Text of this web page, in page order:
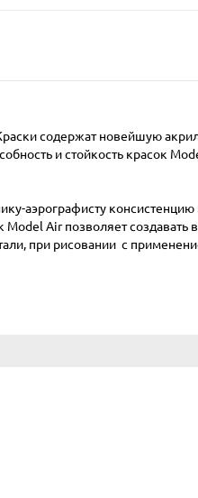
содержат новейшую
и стойкость красок
аэрографисту
Air позволяет создавать
при рисовании с